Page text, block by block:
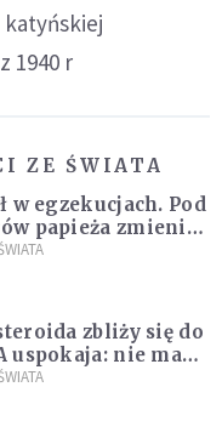
1940 r
ZE ŚWIATA
w egzekucjach. Pod
papieża zmienił
zbliży się do
uspokaja: nie ma